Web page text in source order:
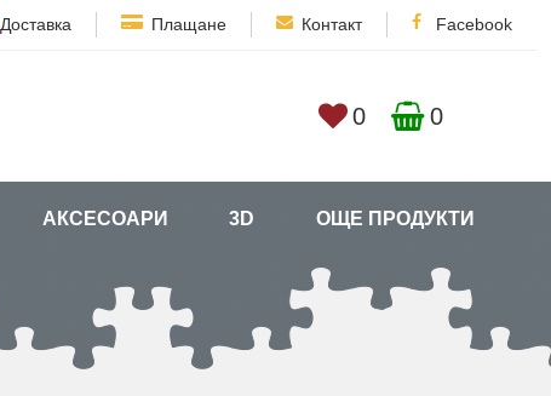
Доставка Плащане Контакт Facebook
0 0
АКСЕСОАРИ 3D ОЩЕ ПРОДУКТИ